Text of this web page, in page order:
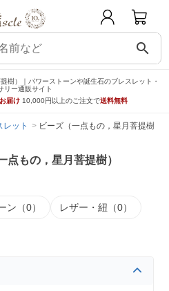
search
樹）｜パワーストーンや誕生石のブレスレット・
リー通販サイト
届け 10,000円以上のご注文で送料無料
レット ビーズ（一点もの，星月菩提樹）
点もの，星月菩提樹）
ン（0） レザー・紐（0）